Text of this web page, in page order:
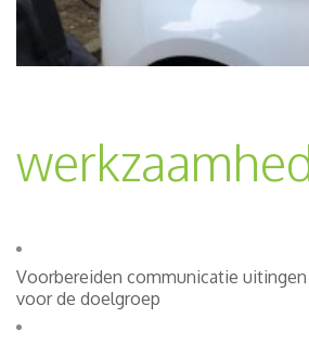
Voorbereiden communicatie
voor de doelgroep